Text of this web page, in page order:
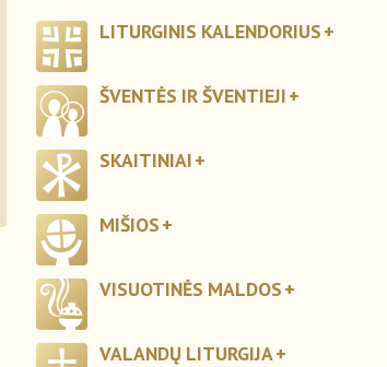
LITURGINIS KALENDORIUS
ŠVENTĖS IR ŠVENTIEJI
SKAITINIAI
MIŠIOS
VISUOTINĖS MALDOS
VALANDŲ LITURGIJA